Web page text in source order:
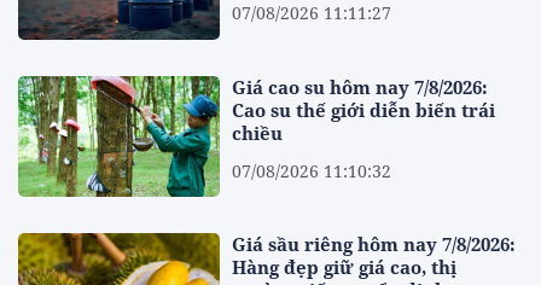
07/08/2026 11:11:27
Giá cao su hôm nay 7/8/2026:
Cao su thế giới diễn biến trái
chiều
07/08/2026 11:10:32
Giá sầu riêng hôm nay 7/8/2026:
Hàng đẹp giữ giá cao, thị